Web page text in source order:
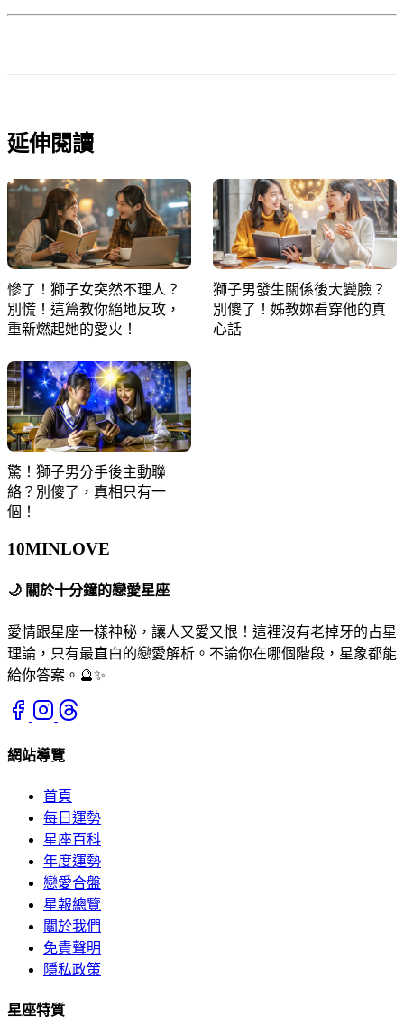
延伸閱讀
慘了！獅子女突然不理人？
別慌！這篇教你絕地反攻，
重新燃起她的愛火！
獅子男發生關係後大變臉？
別傻了！姊教妳看穿他的真
心話
驚！獅子男分手後主動聯
絡？別傻了，真相只有一
個！
10MINLOVE
🌙 關於十分鐘的戀愛星座
愛情跟星座一樣神秘，讓人又愛又恨！這裡沒有老掉牙的占星
理論，只有最直白的戀愛解析。不論你在哪個階段，星象都能
給你答案。🔮✨
網站導覽
首頁
每日運勢
星座百科
年度運勢
戀愛合盤
星報總覽
關於我們
免責聲明
隱私政策
星座特質